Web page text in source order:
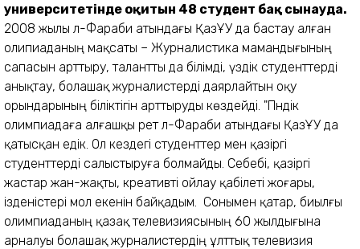
университетінде оқитын 48 студент бақ сынауда.
2008 жылы әл-Фараби атындағы ҚазҰУ да бастау алған
олипиаданың мақсаты – Журналистика мамандығының
сапасын арттыру, талантты да білімді, үздік студенттерді
анықтау, болашақ журналистерді даярлайтын оқу
орындарының біліктігін арттыруды көздейді. "Пәндік
олимпиадаға алғашқы рет әл-Фараби атындағы ҚазҰУ да
қатысқан едік. Ол кездегі студенттер мен қазіргі
студенттерді салыстыруға болмайды. Себебі, қазіргі
жастар жан-жақты, креативті ойлау қабілеті жоғары,
ізденістері мол екенін байқадым. Сонымен қатар, биылғы
олимпиаданың қазақ телевизиясының 60 жылдығына
арналуы болашақ журналистердің ұлттық телевизия